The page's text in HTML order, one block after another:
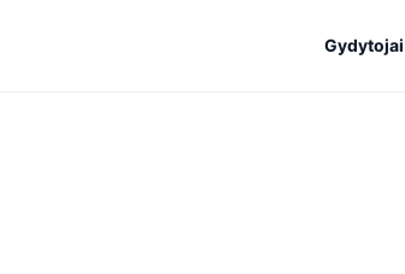
Gydytojai